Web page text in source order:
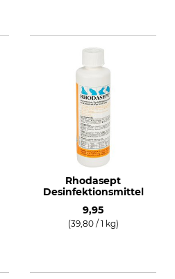
Rhodasept
Desinfektionsmittel
9,95
(39,80 / 1 kg)